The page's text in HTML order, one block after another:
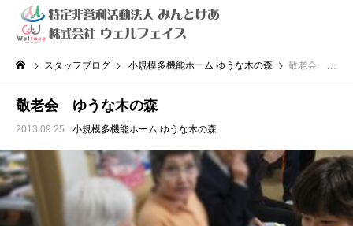
スタッフブログ 小規模多機能ホーム ゆうな木の森 敬老会 ゆうな木の森
敬老会 ゆうな木の森
2013.09.25 小規模多機能ホーム ゆうな木の森